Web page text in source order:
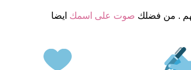
صوت على اسمك ايضا